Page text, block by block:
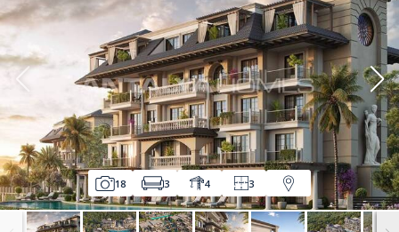
18 3 4 3